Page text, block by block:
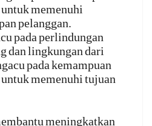
memenuhi
pelanggan.
pada perlindungan
dan lingkungan dari
pada kemampuan
memenuhi tujuan
meningkatkan